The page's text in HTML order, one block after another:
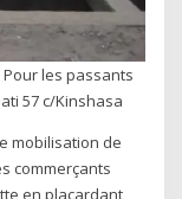
les passants
57 c/Kinshasa
mobilisation de
commerçants